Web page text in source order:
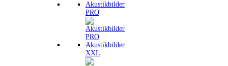
Akustikbilder
PRO
Akustikbilder
XXL